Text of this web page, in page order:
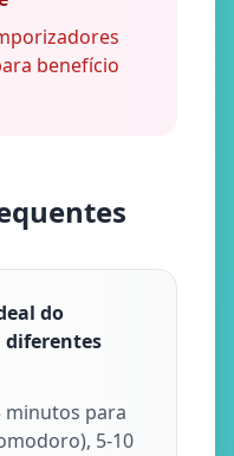
benefício
do
minutos para
5-10